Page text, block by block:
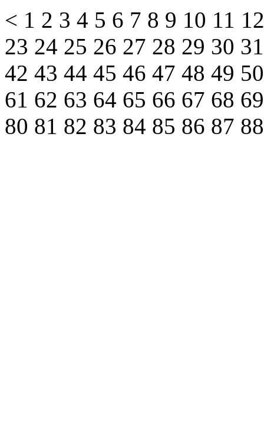
< 1 2 3 4 5 6 7 8 9 10 11
23 24 25 26 27 28 29 30
42 43 44 45 46 47 48 49
61 62 63 64 65 66 67 68
80 81 82 83 84 85 86 87